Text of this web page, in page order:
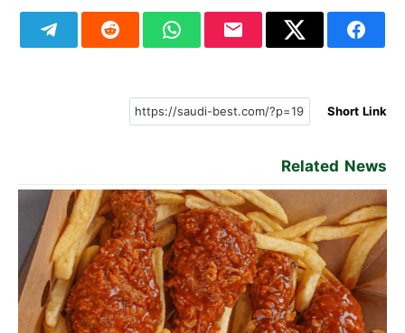
Short Link
Related News